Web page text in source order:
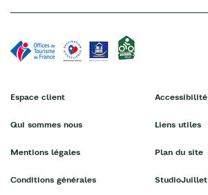
Espace client
Qui sommes nous
Mentions légales
Conditions générales
Accessibilité
Liens utiles
Plan du site
StudioJuillet